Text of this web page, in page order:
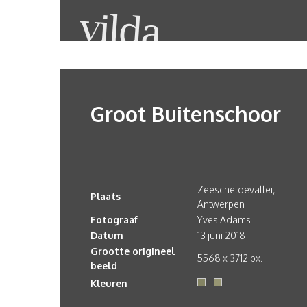
Groot Buitenschoor
Plaats
Zeescheldevallei,
Antwerpen
Fotograaf
Yves Adams
Datum
13 juni 2018
Grootte origineel
beeld
5568 x 3712 px.
Kleuren